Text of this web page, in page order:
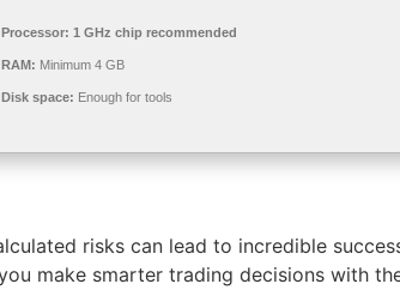
Processor: 1 GHz chip recommended
RAM: Minimum 4 GB
Disk space: Enough for tools
risks can lead to incredible
make smarter trading decisions with